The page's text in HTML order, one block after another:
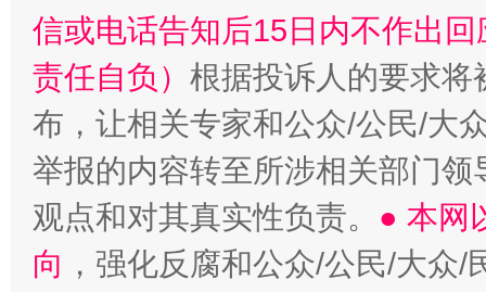
信或电话告知后15日内不作出
责任自负） 根据投诉人的要求将
布，让相关专家和公众/公民/大
举报的内容转至所涉相关部门
观点和对其真实性负责。 ● 本网
向 ，强化反腐和公众/公民/大众